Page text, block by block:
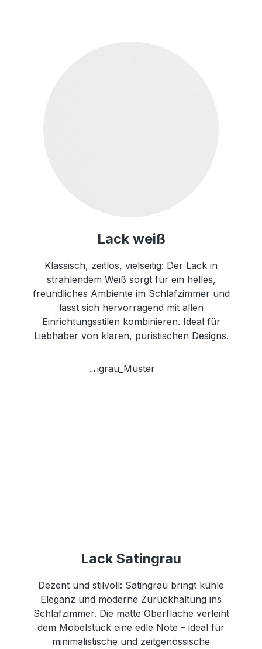
Lack weiß
Klassisch, zeitlos, vielseitig: Der Lack in
strahlendem Weiß sorgt für ein helles,
freundliches Ambiente im Schlafzimmer und
lässt sich hervorragend mit allen
Einrichtungsstilen kombinieren. Ideal für
Liebhaber von klaren, puristischen Designs.
Lack Satingrau
Dezent und stilvoll: Satingrau bringt kühle
Eleganz und moderne Zurückhaltung ins
Schlafzimmer. Die matte Oberfläche verleiht
dem Möbelstück eine edle Note – ideal für
minimalistische und zeitgenössische